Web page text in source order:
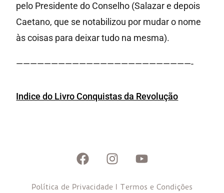
pelo Presidente do Conselho (Salazar e depois
Caetano, que se notabilizou por mudar o nome
às coisas para deixar tudo na mesma).
—————————————————————————-
Indice do Livro Conquistas da Revolução
Política de Privacidade I Termos e Condições